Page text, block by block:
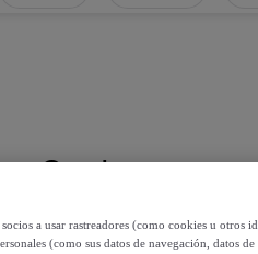
Cambrass
Cambrass Bolso
a usar rastreadores (como cookies u otros
(como sus datos de navegación, datos